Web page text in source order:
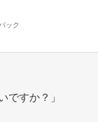
ック
ですか？」